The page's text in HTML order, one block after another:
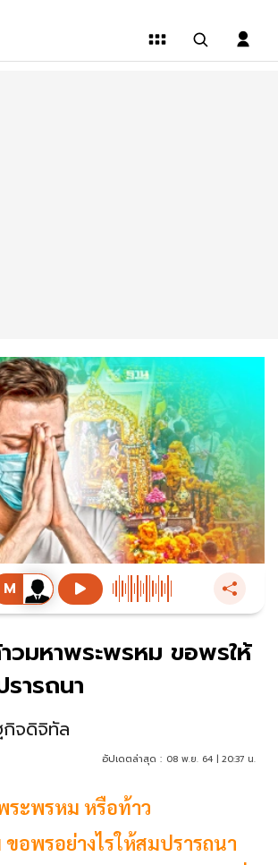
วมหาพระพรหม ขอพรให้
ารถนา
กิจดิจิทัล
อัปเดตล่าสุด : 08 พ.ย. 64 | 20:37 น.
ระพรหม หรือท้าว
อพรอย่างไรให้สมปรารถนา